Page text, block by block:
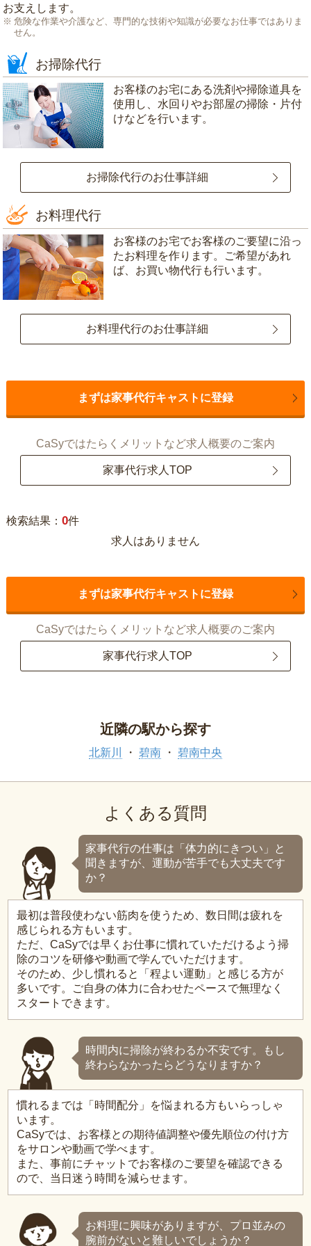
お支えします。
危険な作業や介護など、専門的な技術や知識が必要なお仕事ではありま
せん。
お掃除代行
お客様のお宅にある洗剤や掃除道具を
使用し、水回りやお部屋の掃除・片付
けなどを行います。
お掃除代行のお仕事詳細
お料理代行
お客様のお宅でお客様のご要望に沿っ
たお料理を作ります。ご希望があれ
ば、お買い物代行も行います。
お料理代行のお仕事詳細
まずは家事代行キャストに登録
CaSyではたらくメリットなど求人概要のご案内
家事代行求人TOP
検索結果： 0件
求人はありません
まずは家事代行キャストに登録
CaSyではたらくメリットなど求人概要のご案内
家事代行求人TOP
近隣の駅から探す
北新川 碧南 碧南中央
よくある質問
家事代行の仕事は「体力的にきつい」と
聞きますが、運動が苦手でも大丈夫です
か？
最初は普段使わない筋肉を使うため、数日間は疲れを
感じられる方もいます。
ただ、CaSyでは早くお仕事に慣れていただけるよう掃
除のコツを研修や動画で学んでいただけます。
そのため、少し慣れると「程よい運動」と感じる方が
多いです。ご自身の体力に合わせたペースで無理なく
スタートできます。
時間内に掃除が終わるか不安です。もし
終わらなかったらどうなりますか？
慣れるまでは「時間配分」を悩まれる方もいらっしゃ
います。
CaSyでは、お客様との期待値調整や優先順位の付け方
をサロンや動画で学べます。
また、事前にチャットでお客様のご要望を確認できる
ので、当日迷う時間を減らせます。
お料理に興味がありますが、プロ並みの
腕前がないと難しいでしょうか？